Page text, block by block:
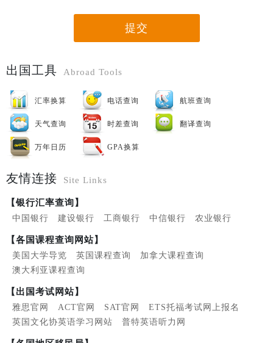
提交
出国工具 Abroad Tools
汇率换算 电话查询 航班查询
天气查询 时差查询 翻译查询
万年日历 GPA换算
友情连接 Site Links
【银行汇率查询】
中国银行 建设银行 工商银行 中信银行 农业银行
【各国课程查询网站】
美国大学导览 英国课程查询
加拿大课程查询
澳大利亚课程查询
【出国考试网站】
雅思官网 ACT官网 SAT官网
ETS托福考试网上报名
英国文化协英语学习网站
普特英语听力网